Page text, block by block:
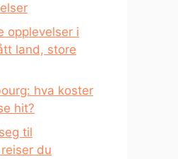
opplevelser i
land, store
hva koster
hit?
til
du